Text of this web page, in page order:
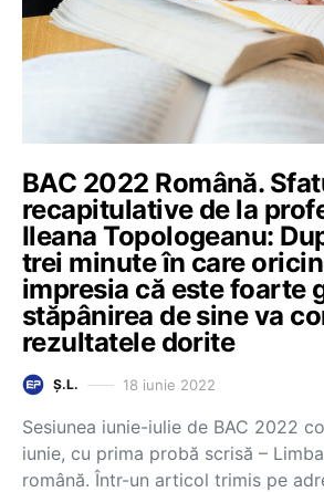
BAC 2022 Română.
recapitulative de la
Ileana Topologeanu:
trei minute în care
impresia că este foarte
stăpânirea de sine va
rezultatele dorite
Ș.L. 18 iunie 2022
Sesiunea iunie-iulie de BAC 2022
iunie, cu prima probă scrisă –
română. Într-un articol trimis pe